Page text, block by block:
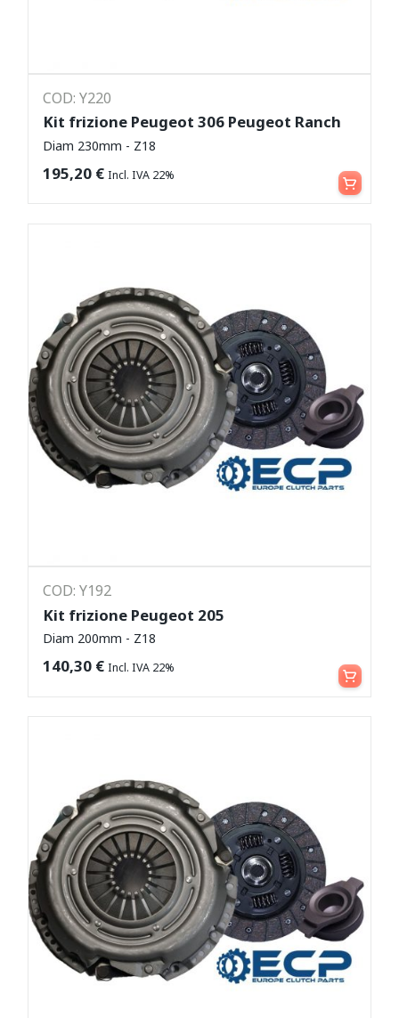
COD: Y220
Kit frizione Peugeot 306 Peugeot Ranch
Diam 230mm - Z18
195,20 € Incl. IVA 22% Aggiungi al carrello
COD: Y192
Kit frizione Peugeot 205
Diam 200mm - Z18
140,30 € Incl. IVA 22% Aggiungi al carrello